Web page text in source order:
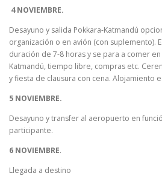
4 NOVIEMBRE.
Desayuno y salida Pokkara-Katmandú
organización o en avión (con suplemento).
duración de 7-8 horas y se para a comer
Katmandú, tiempo libre, compras etc.
y fiesta de clausura con cena. Alojamiento
5 NOVIEMBRE.
Desayuno y transfer al aeropuerto en
participante.
6 NOVIEMBRE.
Llegada a destino